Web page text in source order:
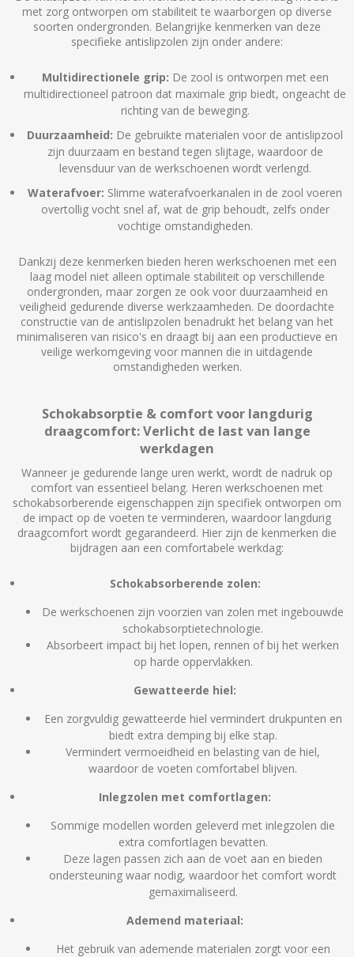
met zorg ontworpen om stabiliteit te waarborgen op diverse
soorten ondergronden. Belangrijke kenmerken van deze
specifieke antislipzolen zijn onder andere:
Multidirectionele grip: De zool is ontworpen met een
multidirectioneel patroon dat maximale grip biedt, ongeacht de
richting van de beweging.
Duurzaamheid: De gebruikte materialen voor de antislipzool
zijn duurzaam en bestand tegen slijtage, waardoor de
levensduur van de werkschoenen wordt verlengd.
Waterafvoer: Slimme waterafvoerkanalen in de zool voeren
overtollig vocht snel af, wat de grip behoudt, zelfs onder
vochtige omstandigheden.
Dankzij deze kenmerken bieden heren werkschoenen met een
laag model niet alleen optimale stabiliteit op verschillende
ondergronden, maar zorgen ze ook voor duurzaamheid en
veiligheid gedurende diverse werkzaamheden. De doordachte
constructie van de antislipzolen benadrukt het belang van het
minimaliseren van risico's en draagt bij aan een productieve en
veilige werkomgeving voor mannen die in uitdagende
omstandigheden werken.
Schokabsorptie & comfort voor langdurig
draagcomfort: Verlicht de last van lange
werkdagen
Wanneer je gedurende lange uren werkt, wordt de nadruk op
comfort van essentieel belang. Heren werkschoenen met
schokabsorberende eigenschappen zijn specifiek ontworpen om
de impact op de voeten te verminderen, waardoor langdurig
draagcomfort wordt gegarandeerd. Hier zijn de kenmerken die
bijdragen aan een comfortabele werkdag:
Schokabsorberende zolen:
De werkschoenen zijn voorzien van zolen met ingebouwde
schokabsorptietechnologie.
Absorbeert impact bij het lopen, rennen of bij het werken
op harde oppervlakken.
Gewatteerde hiel:
Een zorgvuldig gewatteerde hiel vermindert drukpunten en
biedt extra demping bij elke stap.
Vermindert vermoeidheid en belasting van de hiel,
waardoor de voeten comfortabel blijven.
Inlegzolen met comfortlagen:
Sommige modellen worden geleverd met inlegzolen die
extra comfortlagen bevatten.
Deze lagen passen zich aan de voet aan en bieden
ondersteuning waar nodig, waardoor het comfort wordt
gemaximaliseerd.
Ademend materiaal:
Het gebruik van ademende materialen zorgt voor een